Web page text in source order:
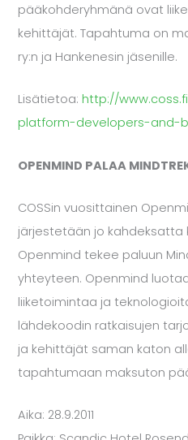
pääkohderyhmänä ovat
kehittäjät. Tapahtuma on
ry:n ja Hankenesin jäsenille.
Lisätietoa: http://
platform-developers-and-
OPENMIND PALAA
COSSin vuosittainen
järjestetään jo kahdeksatta
Openmind tekee paluun
yhteyteen. Openmind
liiketoimintaa ja
lähdekoodin ratkaisujen
ja kehittäjät saman katon
tapahtumaan maksuton
Aika: 28.9.2011